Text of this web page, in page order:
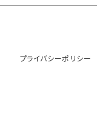
プライバシーポリシー